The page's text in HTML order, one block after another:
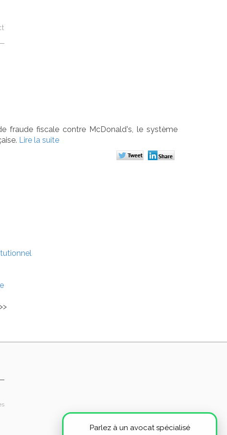
Parlez à un avocat spécialisé
fraude fiscale contre McDonald's, le système
Lire la suite
>>